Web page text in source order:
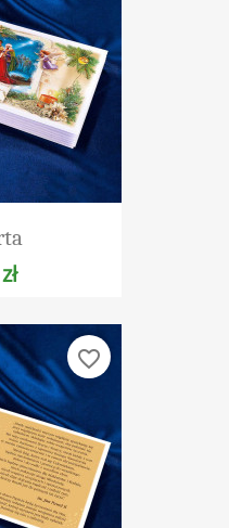
favorite_border